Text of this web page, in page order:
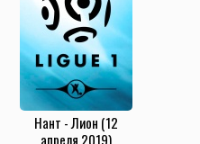
Нант - Лион (12
апреля 2019)